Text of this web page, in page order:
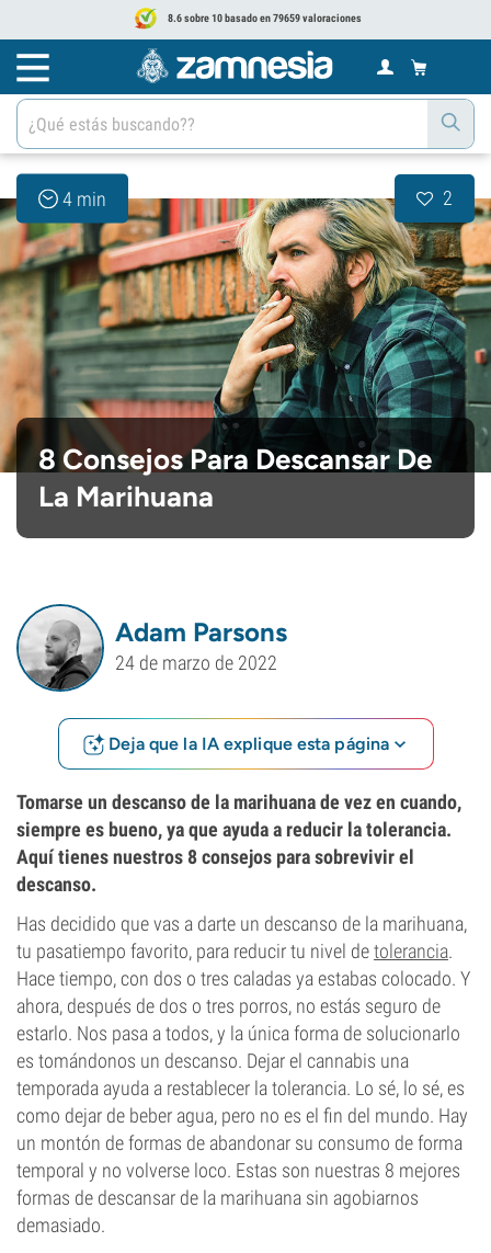
8.6 sobre 10 basado en 79659 valoraciones
4 min 2
8 Consejos Para Descansar De
La Marihuana
Adam Parsons
24 de marzo de 2022
Deja que la IA explique esta página
Tomarse un descanso de la marihuana de vez en cuando,
siempre es bueno, ya que ayuda a reducir la tolerancia.
Aquí tienes nuestros 8 consejos para sobrevivir el
descanso.
Has decidido que vas a darte un descanso de la marihuana,
tu pasatiempo favorito, para reducir tu nivel detolerancia.
Hace tiempo, con dos o tres caladas ya estabas colocado. Y
ahora, después de dos o tres porros, no estás seguro de
estarlo. Nos pasa a todos, y la única forma de solucionarlo
es tomándonos un descanso. Dejar el cannabis una
temporada ayuda a restablecer la tolerancia. Lo sé, lo sé, es
como dejar de beber agua, pero no es el fin del mundo. Hay
un montón de formas de abandonar su consumo de forma
temporal y no volverse loco. Estas son nuestras 8 mejores
formas de descansar de la marihuana sin agobiarnos
demasiado.